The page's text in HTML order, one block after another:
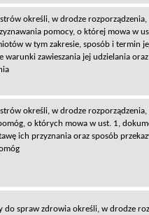
określi, w drodze rozporządzenia,
pomocy, o której mowa w
w tym zakresie, sposób i termin
warunki zawieszania jej udzielania
określi, w drodze
o których mowa w ust. 1,
ich przyznania oraz sposób
do spraw zdrowia określi, w drodze